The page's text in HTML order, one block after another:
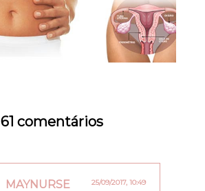
61 comentários
MAYNURSE 25/09/2017, 10:49